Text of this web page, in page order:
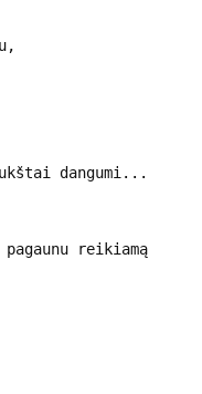
dangumi...
reikiamą